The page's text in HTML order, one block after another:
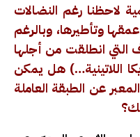
لاحظنا رغم النضالات
وتأطيرها، وبالرغم
التي انطلقت من أجلها
اللاتينية…) هل يمكن
عن الطبقة العاملة